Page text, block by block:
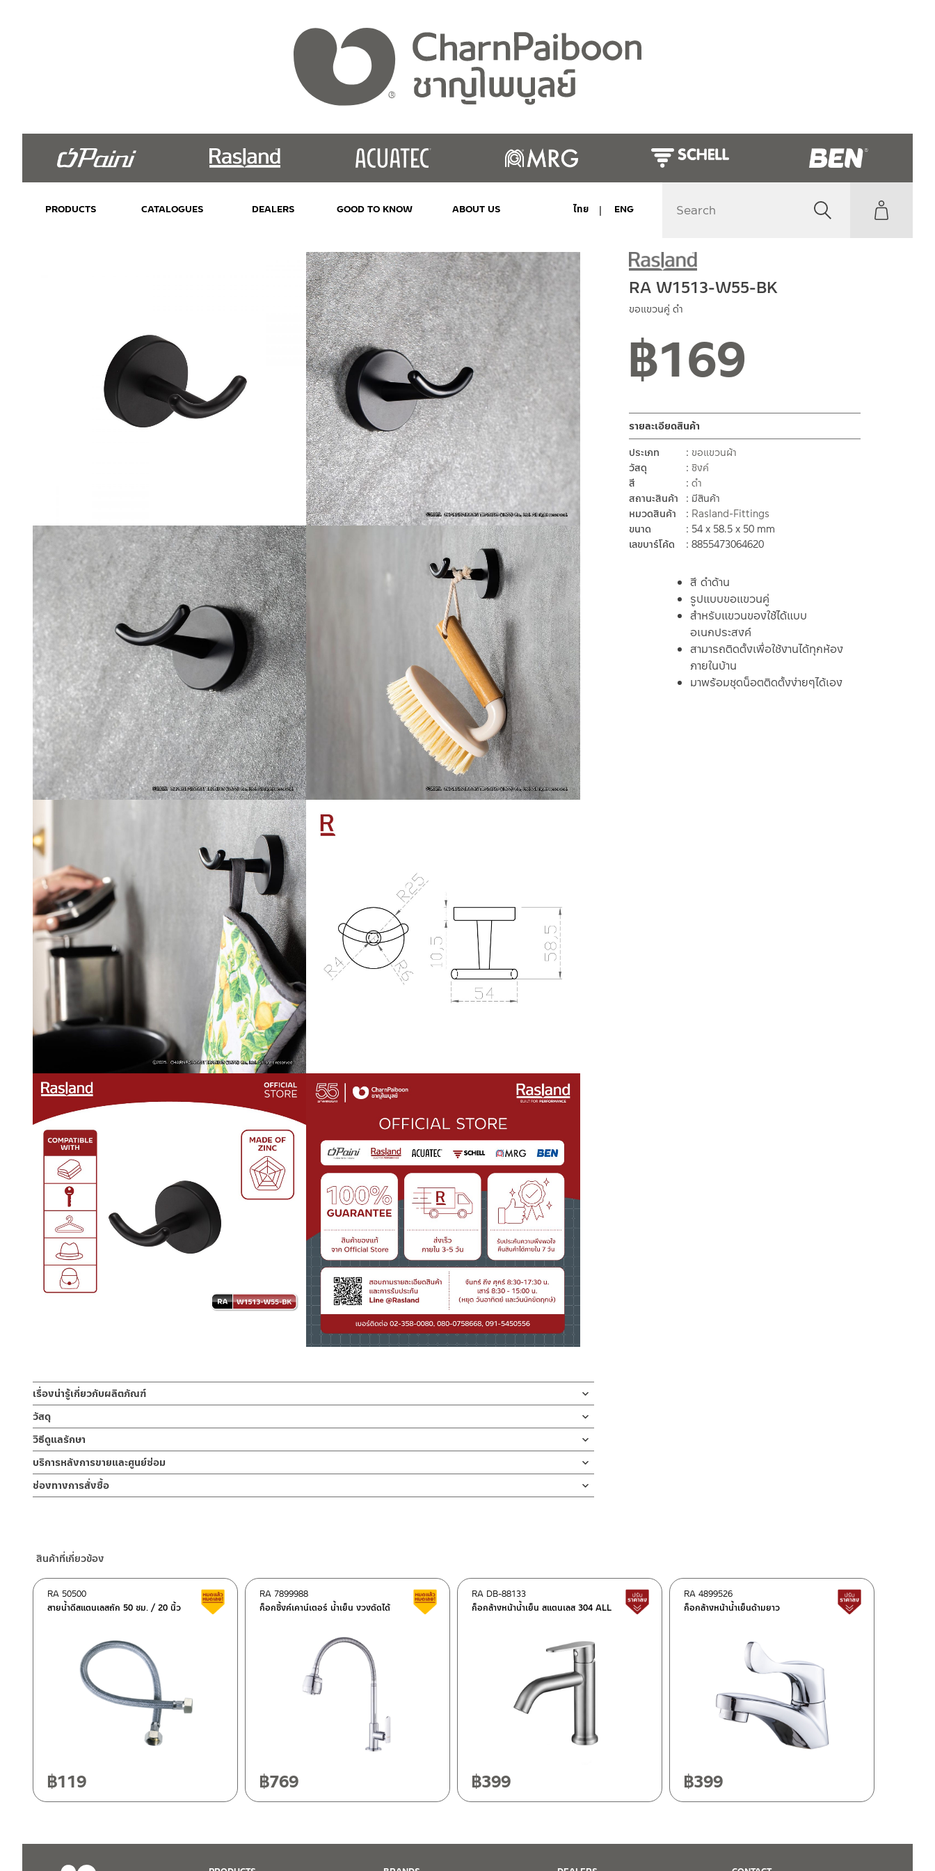
PRODUCTS CATALOGUES DEALERS GOOD TO KNOW ABOUT US ไทย ENG
RA W1513-W55-BK
ขอแขวนคู่ ดำ
฿169
สี ดำด้าน
รูปแบบขอแขวนคู่
สำหรับแขวนของใช้ได้แบบ
อเนกประสงค์
สามารถติดตั้งเพื่อใช้งานได้ทุกห้อง
ภายในบ้าน
มาพร้อมชุดน็อตติดตั้งง่ายๆได้เอง
รายละเอียดสินค้า
ประเภท
ขอแขวนผ้า
วัสดุ
ซิงค์
สี
ดำ
สถานะสินค้า
มีสินค้า
หมวดสินค้า
Rasland-Fittings
ขนาด
54 x 58.5 x 50 mm
เลขบาร์โค้ด
8855473064620
เรื่องน่ารู้เกี่ยวกับผลิตภัณฑ์
ขอแขวนคู่ ดำ RA W1513-W55-BK
รูปแบบขอแขวนคู่ ตะขอดีไซน์โค้งของไม่หล่นง่ายๆ ติดตั้งสะดวก ทำเองได้ง่ายๆ
วัสดุซิงค์ ใช้ติดตั้งภายในโดยเฉพาะ มีให้เลือก 2 สีสวยงาม สีสแตนเลสเงา / สีดำ
สำหรับแขวนของใช้ได้แบบอเนกประสงค์ สามารถติดตั้งเพื่อใช้งานได้ทุกห้องภายในบ้าน
วัสดุ
วัสดุ ซิงค์
วิธีดูแลรักษา
คำแนะนำในการดูแลรักษาผลิตภัณฑ์
1. ไม่ทำสินค้าให้เกิดความเสียหายอื่น ๆ นอกจากการใช้งานปกติ เช่นไม่ทำตก ไม่งัดหรือโยกสินค้าแรงๆ
2. ทำความสะอาดสินค้าโดยการใช้ผ้านุ่มๆชุบน้ำหมาดๆแล้วเช็ดให้แห้ง
3. ห้ามใช้สารเคมีที่มีฤทธิ์เป็นกรด ในการทำความสะอาด เนื่องจากผิวของสินค้าจะเสียหายได้
บริการหลังการขายและศูนย์ซ่อม
ช่องทางออนไลน์
– Email: contact@charnpaiboon.com
ศูนย์บริการและอะไหล่ กรุงเทพฯ
662/61-62 ถนน พระราม3 แขวงบางโพงพาง เขตยานนาวา กรุงเทพฯ 10120
โทร: 02-358-0080 / 080-075-8668 / 091-545-0556
เชียงใหม่
โทร: 080-075-2626
วันเสาร์ เวลา 8:30-15:00 น.
ช่องทางการสั่งซื้อ
Shopee
–Lazada
– ซื้อสินค้าชิ้นนี้บน Shopee
<<
ซื้อสินค้าชิ้นนี้บน Lazada>>คลิกที่นี่
โทร: 02-285-5795
@charnpaiboon.sales
ติดต่อ ชาญไพบูลย์ / Contact Us
สินค้าที่เกี่ยวข้อง
สายน้ำดีสแตนเลสถัก 50 ซม. / 20 นิ้ว
RA 50500 สินค้าลดราคา เคลียร์สต็อก
฿119
ก็อกซิ้งค์เคาน์เตอร์ น้ำเย็น งวงดัดได้
RA 7899988 สินค้าลดราคา เคลียร์สต็อก
฿769
ก็อกล้างหน้าน้ำเย็น สแตนเลส 304 ALL
RA DB-88133 สินค้าปรับราคาลดลง
฿399
ก็อกล้างหน้าน้ำเย็นด้ามยาว
RA 4899526
฿399